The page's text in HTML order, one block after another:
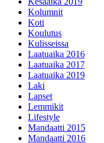
Kolumnit
Koti
Koulutus
Kulisseissa
Laatuaika 2016
Laatuaika 2017
Laatuaika 2019
Laki
Lapset
Lemmikit
Lifestyle
Mandaatti 2015
Mandaatti 2016